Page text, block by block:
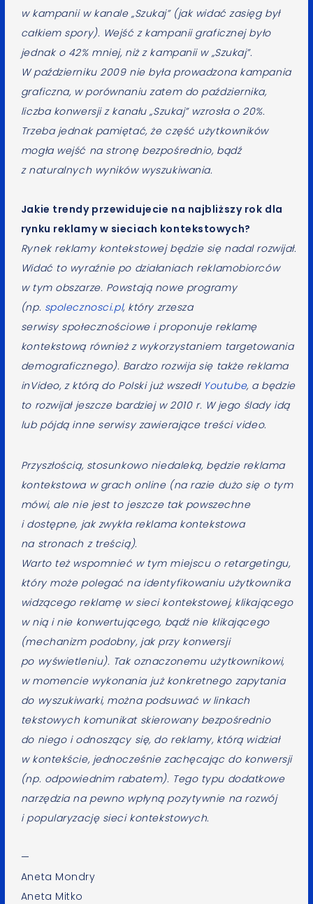
w kampanii w kanale „Szukaj” (jak widać zasięg był
całkiem spory). Wejść z kampanii graficznej było
jednak o 42% mniej, niż z kampanii w „Szukaj”.
W październiku 2009 nie była prowadzona kampania
graficzna, w porównaniu zatem do października,
liczba konwersji z kanału „Szukaj” wzrosła o 20%.
Trzeba jednak pamiętać, że część użytkowników
mogła wejść na stronę bezpośrednio, bądź
z naturalnych wyników wyszukiwania.
Jakie trendy przewidujecie na najbliższy rok dla
rynku reklamy w sieciach kontekstowych?
Rynek reklamy kontekstowej będzie się nadal rozwijał.
Widać to wyraźnie po działaniach reklamobiorców
w tym obszarze. Powstają nowe programy
(np. spolecznosci.pl, który zrzesza
serwisy społecznościowe i proponuje reklamę
kontekstową również z wykorzystaniem targetowania
demograficznego). Bardzo rozwija się także reklama
inVideo, z którą do Polski już wszedł Youtube, a będzie
to rozwijał jeszcze bardziej w 2010 r. W jego ślady idą
lub pójdą inne serwisy zawierające treści video.
Przyszłością, stosunkowo niedaleką, będzie reklama
kontekstowa w grach online (na razie dużo się o tym
mówi, ale nie jest to jeszcze tak powszechne
i dostępne, jak zwykła reklama kontekstowa
na stronach z treścią).
Warto też wspomnieć w tym miejscu o retargetingu,
który może polegać na identyfikowaniu użytkownika
widzącego reklamę w sieci kontekstowej, klikającego
w nią i nie konwertującego, bądź nie klikającego
(mechanizm podobny, jak przy konwersji
po wyświetleniu). Tak oznaczonemu użytkownikowi,
w momencie wykonania już konkretnego zapytania
do wyszukiwarki, można podsuwać w linkach
tekstowych komunikat skierowany bezpośrednio
do niego i odnoszący się, do reklamy, którą widział
w kontekście, jednocześnie zachęcając do konwersji
(np. odpowiednim rabatem). Tego typu dodatkowe
narzędzia na pewno wpłyną pozytywnie na rozwój
i popularyzację sieci kontekstowych.
—
Aneta Mondry
Aneta Mitko